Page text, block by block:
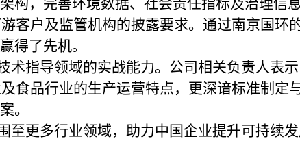
构，完善环境数据、社会责任指标及治理信
客户及监管机构的披露要求。通过南京国环
得了先机。
术指导领域的实战能力。公司相关负责人表
食品行业的生产运营特点，更深谙标准制定
。
至更多行业领域，助力中国企业提升可持续发